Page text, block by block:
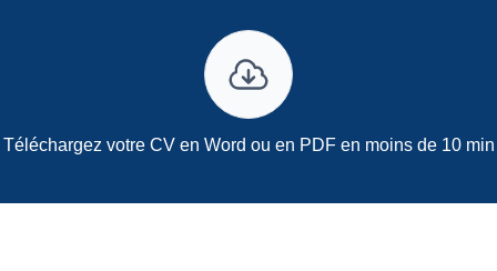
Téléchargez votre CV en Word ou en PDF en moins de 10 min